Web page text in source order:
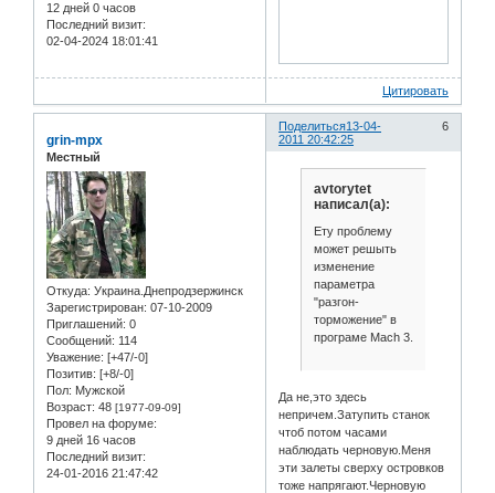
12 дней 0 часов
Последний визит:
02-04-2024 18:01:41
Цитировать
Поделиться 6
13-04-
2011 20:42:25
grin-mpx
Местный
Откуда: Украина.Днепродзержинск
Зарегистрирован: 07-10-2009
Приглашений: 0
Сообщений: 114
Уважение: [+47/-0]
Позитив: [+8/-0]
Пол: Мужской
Возраст: 48 [1977-09-09]
Провел на форуме:
9 дней 16 часов
Последний визит:
24-01-2016 21:47:42
avtorytet
написал(а):
Ету проблему
может решыть
изменение
параметра
"разгон-
торможение" в
програме Mach 3.
Да не,это здесь
непричем.Затупить станок
чтоб потом часами
наблюдать черновую.Меня
эти залеты сверху островков
тоже напрягают.Черновую